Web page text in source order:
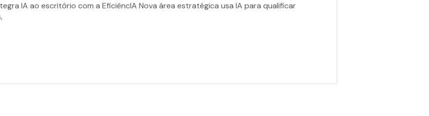
IA ao escritório com a EficiêncIA Nova área estratégica usa IA para qualificar